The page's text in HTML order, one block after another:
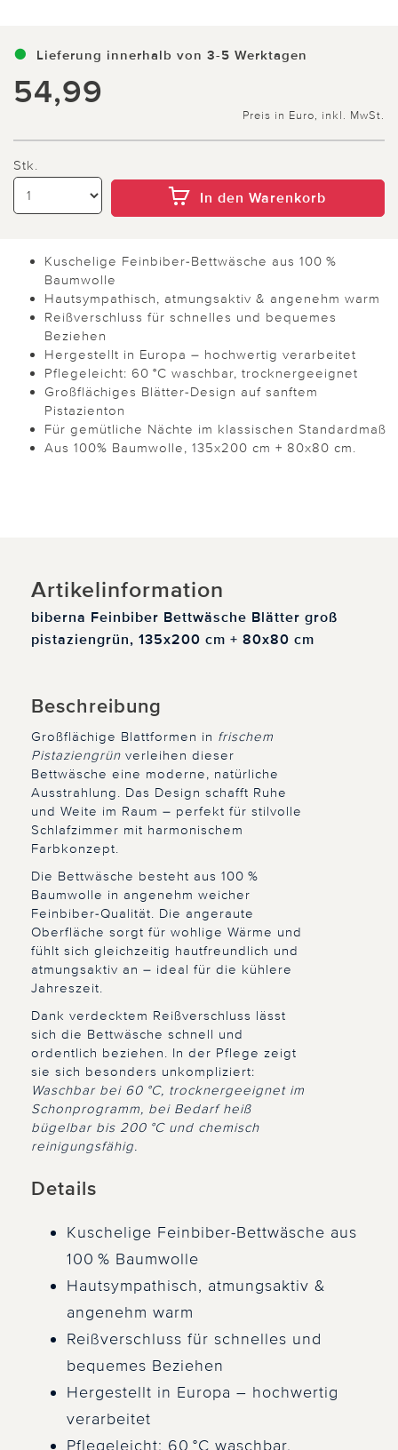
Lieferung innerhalb von 3-5 Werktagen
54,99
Preis in Euro, inkl. MwSt.
Stk.
In den Warenkorb
Kuschelige Feinbiber-Bettwäsche aus 100 %
Baumwolle
Hautsympathisch, atmungsaktiv & angenehm warm
Reißverschluss für schnelles und bequemes
Beziehen
Hergestellt in Europa – hochwertig verarbeitet
Pflegeleicht: 60 °C waschbar, trocknergeeignet
Großflächiges Blätter-Design auf sanftem
Pistazienton
Für gemütliche Nächte im klassischen Standardmaß
Aus 100% Baumwolle, 135x200 cm + 80x80 cm.
Artikelinformation
biberna Feinbiber Bettwäsche Blätter groß
pistaziengrün, 135x200 cm + 80x80 cm
Beschreibung
Großflächige Blattformen in frischem
Pistaziengrün verleihen dieser
Bettwäsche eine moderne, natürliche
Ausstrahlung. Das Design schafft Ruhe
und Weite im Raum – perfekt für stilvolle
Schlafzimmer mit harmonischem
Farbkonzept.
Die Bettwäsche besteht aus 100 %
Baumwolle in angenehm weicher
Feinbiber-Qualität. Die angeraute
Oberfläche sorgt für wohlige Wärme und
fühlt sich gleichzeitig hautfreundlich und
atmungsaktiv an – ideal für die kühlere
Jahreszeit.
Dank verdecktem Reißverschluss lässt
sich die Bettwäsche schnell und
ordentlich beziehen. In der Pflege zeigt
sie sich besonders unkompliziert:
Waschbar bei 60 °C, trocknergeeignet im
Schonprogramm, bei Bedarf heiß
bügelbar bis 200 °C und chemisch
reinigungsfähig.
Details
Kuschelige Feinbiber-Bettwäsche aus
100 % Baumwolle
Hautsympathisch, atmungsaktiv &
angenehm warm
Reißverschluss für schnelles und
bequemes Beziehen
Hergestellt in Europa – hochwertig
verarbeitet
Pflegeleicht: 60 °C waschbar,